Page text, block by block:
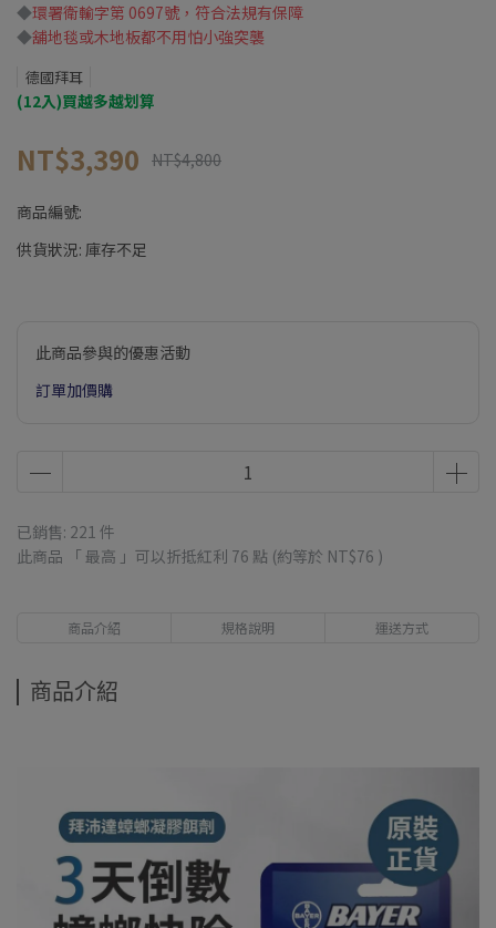
◆環署衛輸字第 0697號，符合法規有保障
◆舖地毯或木地板都不用怕小強突襲
德國拜耳
(12入)買越多越划算
NT$3,390 NT$4,800
商品編號:
供貨狀況: 庫存不足
此商品參與的優惠活動
訂單加價購
已銷售: 221 件
此商品 「 最高 」可以折抵紅利 76 點 (約等於 NT$76 )
商品介紹 規格說明 運送方式
商品介紹